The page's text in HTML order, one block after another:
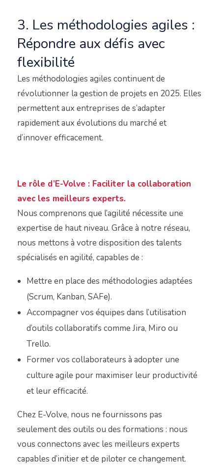
3. Les méthodologies agiles :
Répondre aux défis avec
flexibilité
Les méthodologies agiles continuent de
révolutionner la gestion de projets en 2025. Elles
permettent aux entreprises de s’adapter
rapidement aux évolutions du marché et
d’innover efficacement.
Le rôle d’E-Volve : Faciliter la collaboration
avec les meilleurs experts.
Nous comprenons que l’agilité nécessite une
expertise de haut niveau. Grâce à notre réseau,
nous mettons à votre disposition des talents
spécialisés en agilité, capables de :
Mettre en place des méthodologies adaptées
(Scrum, Kanban, SAFe).
Accompagner vos équipes dans l’utilisation
d’outils collaboratifs comme Jira, Miro ou
Trello.
Former vos collaborateurs à adopter une
culture agile pour maximiser leur productivité
et leur efficacité.
Chez E-Volve, nous ne fournissons pas
seulement des outils ou des formations : nous
vous connectons avec les meilleurs experts
capables d’initier et de piloter ce changement.